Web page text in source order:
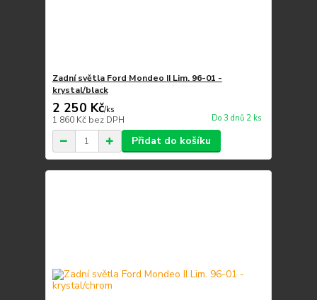
Zadní světla Ford Mondeo II Lim. 96-01 -
krystal/black
2 250 Kč/ks
1 860 Kč bez DPH Do 3 dnů 2 ks
Přidat do košíku